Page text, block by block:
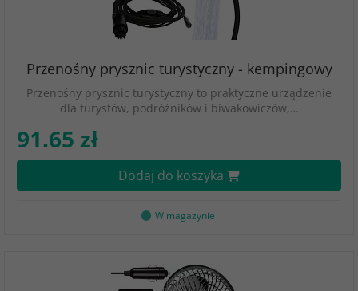
Przenośny prysznic turystyczny - kempingowy
Przenośny prysznic turystyczny to praktyczne urządzenie
dla turystów, podróżników i biwakowiczów,…
91.65 zł
Dodaj do koszyka
W magazynie